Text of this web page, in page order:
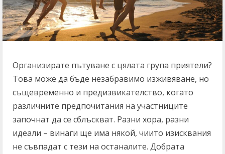
Организирате пътуване с цялата група приятели?
Това може да бъде незабравимо изживяване, но
същевременно и предизвикателство, когато
различните предпочитания на участниците
започнат да се сблъскват. Разни хора, разни
идеали – винаги ще има някой, чиито изисквания
не съвпадат с тези на останалите. Добрата